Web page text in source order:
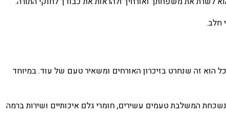
חלב.
הוא זה שנחרט בזיכרון האורחים ומשאיר טעם של עוד. במיוחד
נשכחת המשלבת טעמים עשירים, חומרי גלם איכותיים ושירות ברמה